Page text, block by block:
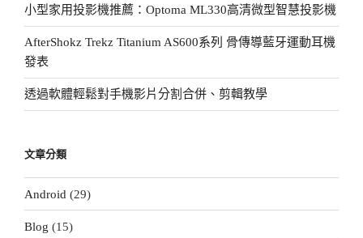
小型家用投影機推薦：Optoma ML330高清微型智慧投影機
AfterShokz Trekz Titanium AS600系列 骨傳導藍牙運動耳機
發表
透過軟體輕鬆對手機影片分割合併、剪輯教學
文章分類
Android (29)
Blog (15)